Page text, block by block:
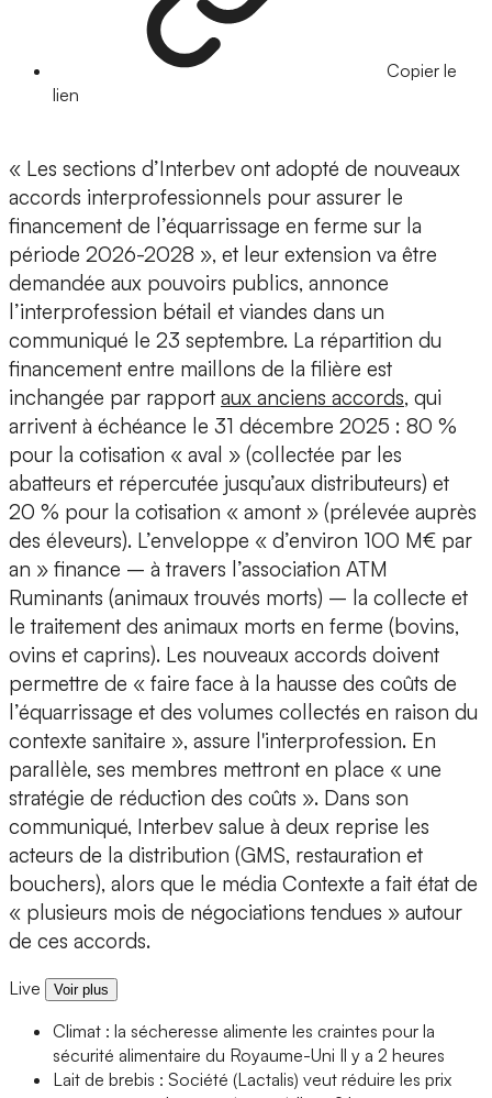
Copier le
lien
« Les sections d’Interbev ont adopté de nouveaux
accords interprofessionnels pour assurer le
financement de l’équarrissage en ferme sur la
période 2026-2028 », et leur extension va être
demandée aux pouvoirs publics, annonce
l’interprofession bétail et viandes dans un
communiqué le 23 septembre. La répartition du
financement entre maillons de la filière est
inchangée par rapport aux anciens accords, qui
arrivent à échéance le 31 décembre 2025 : 80 %
pour la cotisation « aval » (collectée par les
abatteurs et répercutée jusqu’aux distributeurs) et
20 % pour la cotisation « amont » (prélevée auprès
des éleveurs). L’enveloppe « d’environ 100 M€ par
an » finance – à travers l’association ATM
Ruminants (animaux trouvés morts) – la collecte et
le traitement des animaux morts en ferme (bovins,
ovins et caprins). Les nouveaux accords doivent
permettre de « faire face à la hausse des coûts de
l’équarrissage et des volumes collectés en raison du
contexte sanitaire », assure l'interprofession. En
parallèle, ses membres mettront en place « une
stratégie de réduction des coûts ». Dans son
communiqué, Interbev salue à deux reprise les
acteurs de la distribution (GMS, restauration et
bouchers), alors que le média Contexte a fait état de
« plusieurs mois de négociations tendues » autour
de ces accords.
Live Voir plus
Climat : la sécheresse alimente les craintes pour la
sécurité alimentaire du Royaume-Uni Il y a 2 heures
Lait de brebis : Société (Lactalis) veut réduire les prix